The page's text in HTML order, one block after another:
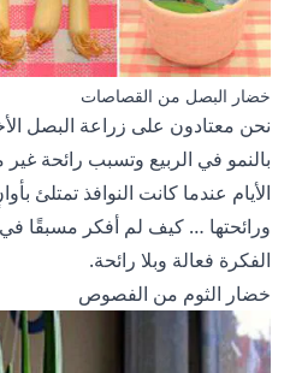
خضار البصل من القصاصات
نحن معتادون على زراعة البصل
بالنمو في الربيع وتسبب رائحة غير
الأيام عندما كانت النوافذ تمتلئ
ورائحتها … كيف لم أفكر مسبقًا
الفكرة فعالة وبلا رائحة.
خضار الثوم من الفصوص